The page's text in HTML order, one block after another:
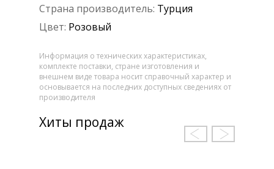
Страна производитель: Турция
Цвет: Розовый
Информация о технических характеристиках,
комплекте поставки, стране изготовления и
внешнем виде товара носит справочный характер и
основывается на последних доступных сведениях от
производителя
Хиты продаж